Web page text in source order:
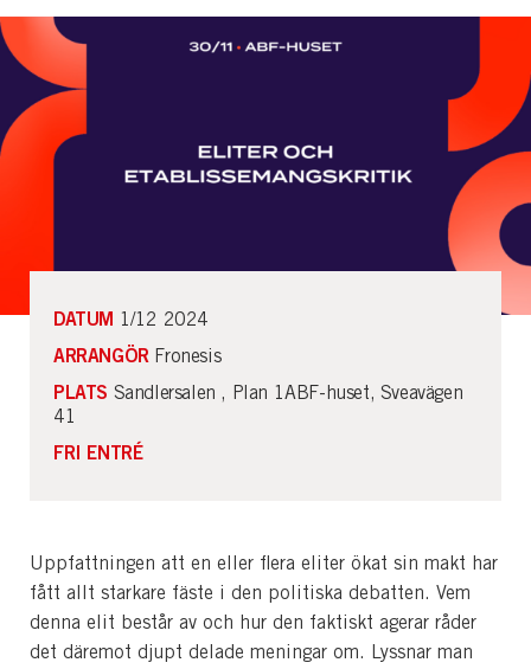
Uppfattningen att en eller flera eliter ökat sin makt har
fått allt starkare fäste i den politiska debatten. Vem
denna elit består av och hur den faktiskt agerar råder
det däremot djupt delade meningar om. Lyssnar man
DATUM 1/12 2024
ARRANGÖRFronesis
PLATS Sandlersalen , Plan 1ABF-huset, Sveavägen
41
FRI ENTRÉ